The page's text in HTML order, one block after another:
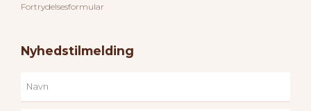
Fortrydelsesformular
Nyhedstilmelding